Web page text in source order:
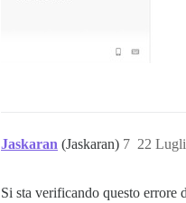
Jaskaran (Jaskaran) 22
7
Si sta verificando questo errore